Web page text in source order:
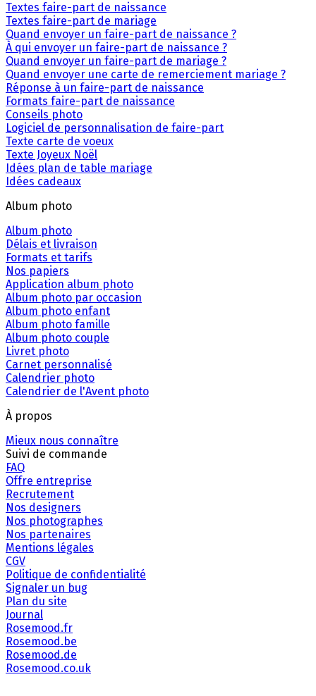
Textes faire-part de naissance
Textes faire-part de mariage
Quand envoyer un faire-part de naissance ?
À qui envoyer un faire-part de naissance ?
Quand envoyer un faire-part de mariage ?
Quand envoyer une carte de remerciement mariage ?
Réponse à un faire-part de naissance
Formats faire-part de naissance
Conseils photo
Logiciel de personnalisation de faire-part
Texte carte de voeux
Texte Joyeux Noël
Idées plan de table mariage
Idées cadeaux
Album photo
Album photo
Délais et livraison
Formats et tarifs
Nos papiers
Application album photo
Album photo par occasion
Album photo enfant
Album photo famille
Album photo couple
Livret photo
Carnet personnalisé
Calendrier photo
Calendrier de l'Avent photo
À propos
Mieux nous connaître
Suivi de commande
FAQ
Offre entreprise
Recrutement
Nos designers
Nos photographes
Nos partenaires
Mentions légales
CGV
Politique de confidentialité
Signaler un bug
Plan du site
Journal
Rosemood.fr
Rosemood.be
Rosemood.de
Rosemood.co.uk